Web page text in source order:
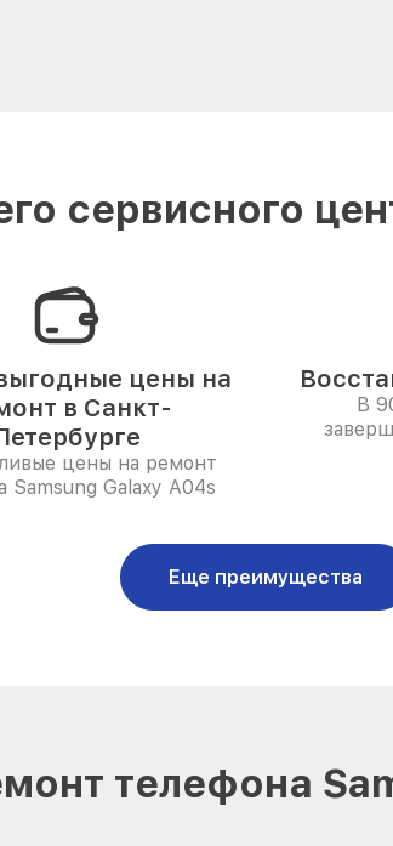
сервисного
цены на
в Санкт-
цены на ремонт
Samsung Galaxy A04s
В
Еще преимущества
телефона